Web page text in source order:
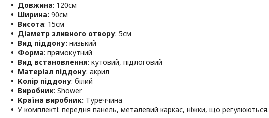
Довжина: 120см
Ширина: 90см
Висота: 15см
Діаметр зливного отвору: 5см
Вид піддону: низький
Форма: прямокутний
Вид встановлення: кутовий, підлоговий
Матеріал піддону: акрил
Колір піддону: білий
Виробник: Shower
Країна виробник: Туреччина
У комплекті: передня панель, металевий каркас, ніжки, що регулюються.